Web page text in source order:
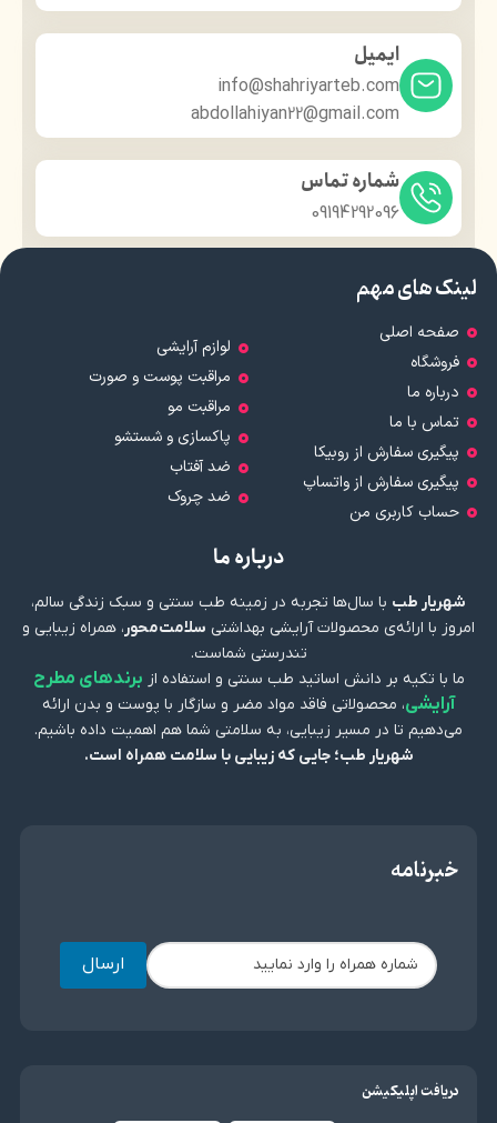
ایمیل
info@shahriyarteb.com
abdollahiyan22@gmail.com
شماره تماس
09194292096
لینک های مهم
صفحه اصلی
فروشگاه
درباره ما
تماس با ما
پیگیری سفارش از روبیکا
پیگیری سفارش از واتساپ
حساب کاربری من
لوازم آرایشی
مراقبت پوست و صورت
مراقبت مو
پاکسازی و شستشو
ضد آفتاب
ضد چروک
درباره ما
شهریار طب با سال‌ها تجربه در زمینه طب سنتی و سبک زندگی سالم،
امروز با ارائه‌ی محصولات آرایشی بهداشتی سلامت‌محور ، همراه زیبایی و
تندرستی شماست.
ما با تکیه بر دانش اساتید طب سنتی و استفاده از برندهای مطرح
آرایشی، محصولاتی فاقد مواد مضر و سازگار با پوست و بدن ارائه
می‌دهیم تا در مسیر زیبایی، به سلامتی شما هم اهمیت داده باشیم.
شهریار طب؛ جایی که زیبایی با سلامت همراه است.
خبرنامه
ارسال
دریافت اپلیکیشن